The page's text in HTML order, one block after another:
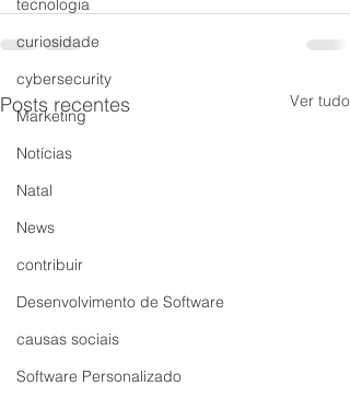
tecnologia
curiosidade
cybersecurity
Marketing
Notícias
Natal
News
contribuir
Desenvolvimento de Software
causas sociais
Software Personalizado
Posts recentes Ver tudo